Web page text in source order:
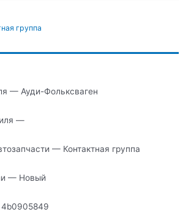
группа
— Ауди-Фольксваген
—
— Контактная группа
— Новый